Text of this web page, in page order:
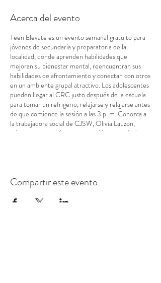
Acerca del evento
Teen Elevate es un evento semanal gratuito para
jóvenes de secundaria y preparatoria de la
localidad, donde aprenden habilidades que
mejoran su bienestar mental, reencuentran sus
habilidades de afrontamiento y conectan con otros
en un ambiente grupal atractivo. Los adolescentes
pueden llegar al CRC justo después de la escuela
para tomar un refrigerio, relajarse y relajarse antes
de que comience la sesión a las 3 p. m. Conozca a
la trabajadora social de CJSW, Olivia Lauzon,
mientras interactúa en grupo utilizando prácticas
Compartir este evento